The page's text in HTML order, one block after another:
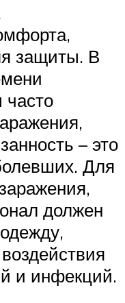
защиты. В
часто
– это
Для
должен
и инфекций.